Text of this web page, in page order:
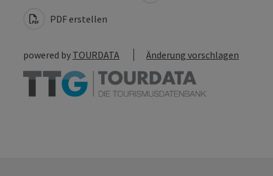
PDF erstellen
powered by TOURDATA Änderung vorschlagen